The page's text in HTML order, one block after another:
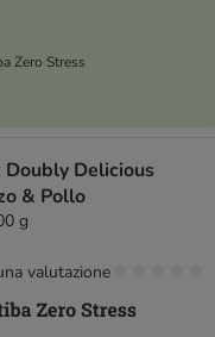
Zero Stress
Doubly Delicious
& Pollo
g
valutazione